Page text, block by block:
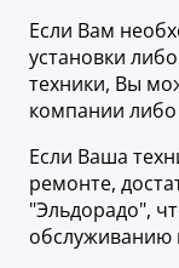
Если Вам
установки
техники, Вы
компании либо
Если Ваша
ремонте,
"Эльдорадо",
обслуживанию